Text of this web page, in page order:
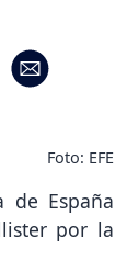
Foto: EFE
de España
por la